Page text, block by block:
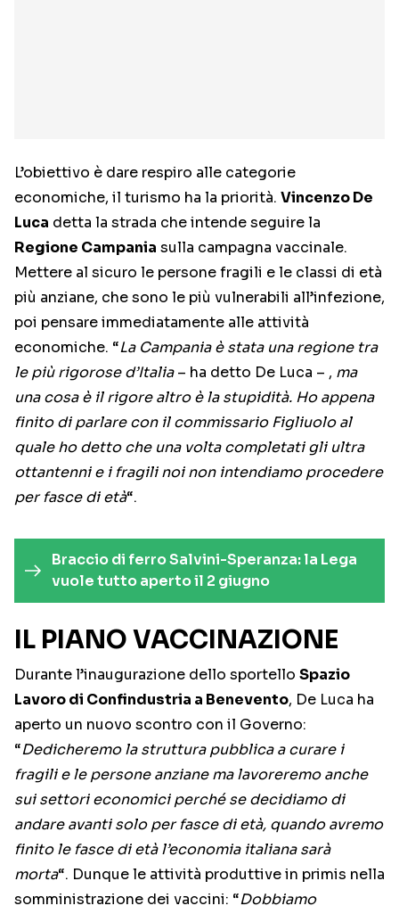
L’obiettivo è dare respiro alle categorie
economiche, il turismo ha la priorità. Vincenzo De
Luca detta la strada che intende seguire la
Regione Campania sulla campagna vaccinale.
Mettere al sicuro le persone fragili e le classi di età
più anziane, che sono le più vulnerabili all’infezione,
poi pensare immediatamente alle attività
economiche. “La Campania è stata una regione tra
le più rigorose d’Italia– ha detto De Luca – , ma
una cosa è il rigore altro è la stupidità. Ho appena
finito di parlare con il commissario Figliuolo al
quale ho detto che una volta completati gli ultra
ottantenni e i fragili noi non intendiamo procedere
per fasce di età“.
Braccio di ferro Salvini-Speranza: la Lega
vuole tutto aperto il 2 giugno
IL PIANO VACCINAZIONE
Durante l’inaugurazione dello sportello Spazio
Lavoro di Confindustria a Benevento, De Luca ha
aperto un nuovo scontro con il Governo:
“Dedicheremo la struttura pubblica a curare i
fragili e le persone anziane ma lavoreremo anche
sui settori economici perché se decidiamo di
andare avanti solo per fasce di età, quando avremo
finito le fasce di età l’economia italiana sarà
morta“. Dunque le attività produttive in primis nella
somministrazione dei vaccini: “Dobbiamo